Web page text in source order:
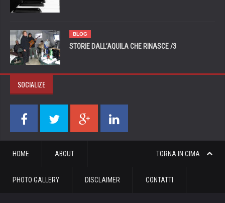
BLOG
STORIE DALL’AQUILA CHE RINASCE /3
SOCIALIZE
TORNA IN CIMA
HOME ABOUT
PHOTO GALLERY DISCLAIMER CONTATTI